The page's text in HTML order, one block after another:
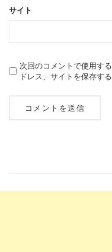
サイト
次回のコメントで使用す
ドレス、サイトを保存する